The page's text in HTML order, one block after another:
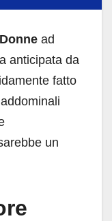
ad
anticipata da
fatto
un